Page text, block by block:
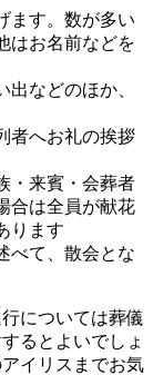
ます。数が多い
はお名前などを
などのほか、
者へお礼の挨拶
・来賓・会葬者
合は全員が献花
ります
べて、散会とな
については葬儀
るとよいでしょ
イリスまでお気